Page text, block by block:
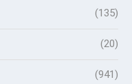
(135)
(20)
(941)